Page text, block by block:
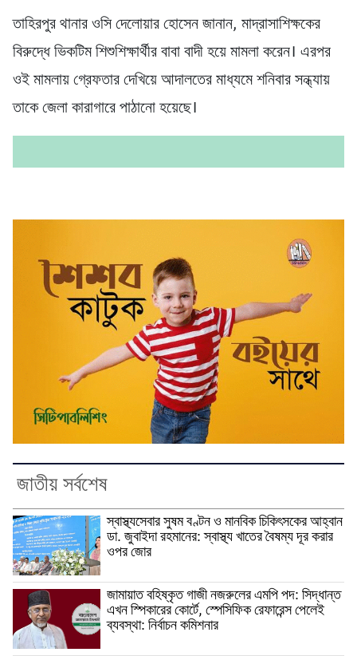
তাহিরপুর থানার ওসি দেলোয়ার হোসেন জানান, মাদ্রাসাশিক্ষকের
বিরুদ্ধে ভিকটিম শিশুশিক্ষার্থীর বাবা বাদী হয়ে মামলা করেন। এরপর
ওই মামলায় গ্রেফতার দেখিয়ে আদালতের মাধ্যমে শনিবার সন্ধ্যায়
তাকে জেলা কারাগারে পাঠানো হয়েছে।
জাতীয় সর্বশেষ
স্বাস্থ্যসেবার সুষম বণ্টন ও মানবিক চিকিৎসকের আহ্বান
ডা. জুবাইদা রহমানের: স্বাস্থ্য খাতের বৈষম্য দূর করার
ওপর জোর
জামায়াত বহিষ্কৃত গাজী নজরুলের এমপি পদ: সিদ্ধান্ত
এখন স্পিকারের কোর্টে, স্পেসিফিক রেফারেন্স পেলেই
ব্যবস্থা: নির্বাচন কমিশনার